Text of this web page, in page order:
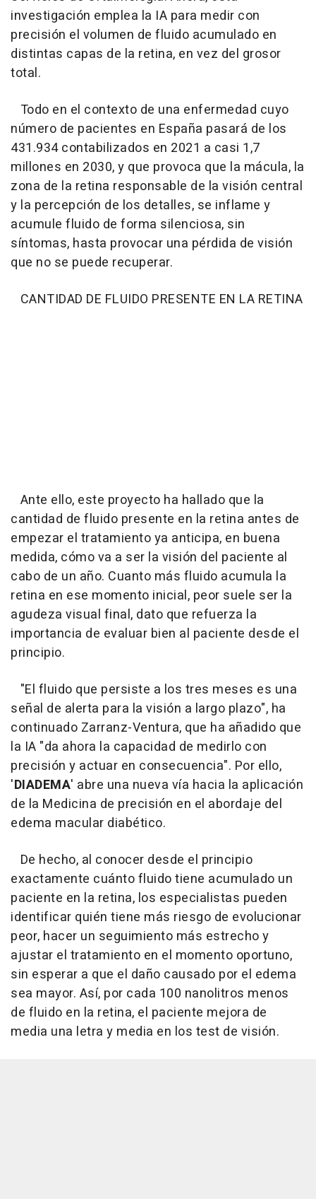
investigación emplea la IA para medir con
precisión el volumen de fluido acumulado en
distintas capas de la retina, en vez del grosor
total.
Todo en el contexto de una enfermedad cuyo
número de pacientes en España pasará de los
431.934 contabilizados en 2021 a casi 1,7
millones en 2030, y que provoca que la mácula, la
zona de la retina responsable de la visión central
y la percepción de los detalles, se inflame y
acumule fluido de forma silenciosa, sin
síntomas, hasta provocar una pérdida de visión
que no se puede recuperar.
CANTIDAD DE FLUIDO PRESENTE EN LA RETINA
Ante ello, este proyecto ha hallado que la
cantidad de fluido presente en la retina antes de
empezar el tratamiento ya anticipa, en buena
medida, cómo va a ser la visión del paciente al
cabo de un año. Cuanto más fluido acumula la
retina en ese momento inicial, peor suele ser la
agudeza visual final, dato que refuerza la
importancia de evaluar bien al paciente desde el
principio.
"El fluido que persiste a los tres meses es una
señal de alerta para la visión a largo plazo", ha
continuado Zarranz-Ventura, que ha añadido que
la IA "da ahora la capacidad de medirlo con
precisión y actuar en consecuencia". Por ello,
'DIADEMA' abre una nueva vía hacia la aplicación
de la Medicina de precisión en el abordaje del
edema macular diabético.
De hecho, al conocer desde el principio
exactamente cuánto fluido tiene acumulado un
paciente en la retina, los especialistas pueden
identificar quién tiene más riesgo de evolucionar
peor, hacer un seguimiento más estrecho y
ajustar el tratamiento en el momento oportuno,
sin esperar a que el daño causado por el edema
sea mayor. Así, por cada 100 nanolitros menos
de fluido en la retina, el paciente mejora de
media una letra y media en los test de visión.